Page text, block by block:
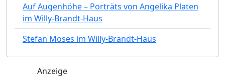
Auf Augenhöhe – Porträts von Angelika Platen
im Willy-Brandt-Haus
Stefan Moses im Willy-Brandt-Haus
Anzeige